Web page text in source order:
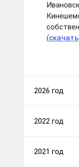
2026 год
2022 год
2021 год